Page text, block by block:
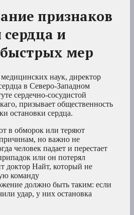
признаков
сердца и
мер
наук, директор
в Северо-Западном
сердечно-сосудистой
призывает общественность
остановки сердца.
в обморок или теряют
но важно не
человек падает и перестает
или он потерял
доктор Найт, который не
команду
должно быть таким: если
удар, у них остановка